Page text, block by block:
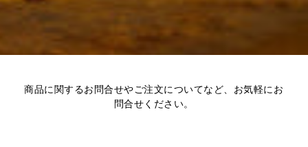
商品に関するお問合せやご注文についてなど、お気軽にお
問合せください。